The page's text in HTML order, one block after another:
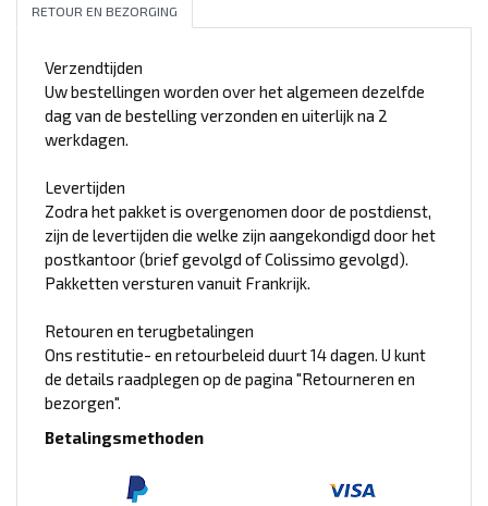
RETOUR EN BEZORGING
Verzendtijden
Uw bestellingen worden over het algemeen dezelfde
dag van de bestelling verzonden en uiterlijk na 2
werkdagen.
Levertijden
Zodra het pakket is overgenomen door de postdienst,
zijn de levertijden die welke zijn aangekondigd door het
postkantoor (brief gevolgd of Colissimo gevolgd).
Pakketten versturen vanuit Frankrijk.
Retouren en terugbetalingen
Ons restitutie- en retourbeleid duurt 14 dagen. U kunt
de details raadplegen op de pagina "Retourneren en
bezorgen".
Betalingsmethoden